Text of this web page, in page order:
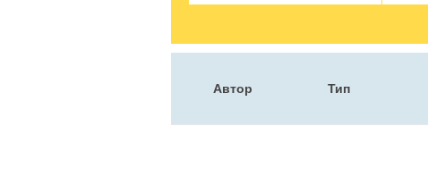
Автор Тип